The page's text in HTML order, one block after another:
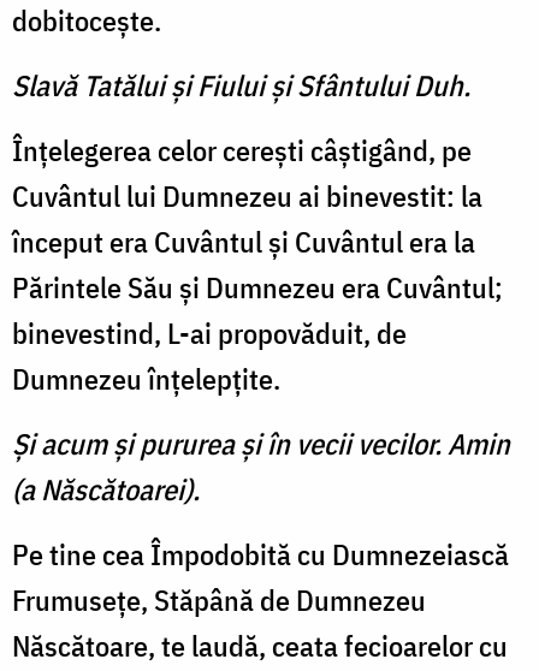
dobitoceşte.
Slavă Tatălui şi Fiului şi Sfântului Duh.
Înţelegerea celor cereşti câştigând, pe
Cuvântul lui Dumnezeu ai binevestit: la
început era Cuvântul şi Cuvântul era la
Părintele Său şi Dumnezeu era Cuvântul;
binevestind, L-ai propovăduit, de
Dumnezeu înţelepţite.
Şi acum şi pururea şi în vecii vecilor. Amin
(a Născătoarei).
Pe tine cea Împodobită cu Dumnezeiască
Frumuseţe, Stăpână de Dumnezeu
Născătoare, te laudă, ceata fecioarelor cu